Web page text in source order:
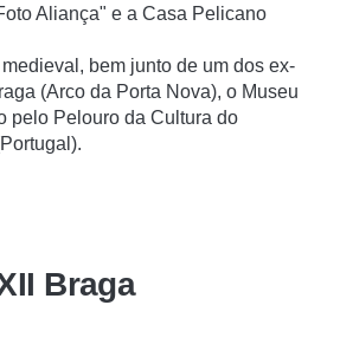
Aliança" e a Casa Pelicano
bem junto de um dos ex-
(Arco da Porta Nova), o Museu
pelo Pelouro da Cultura do
Braga